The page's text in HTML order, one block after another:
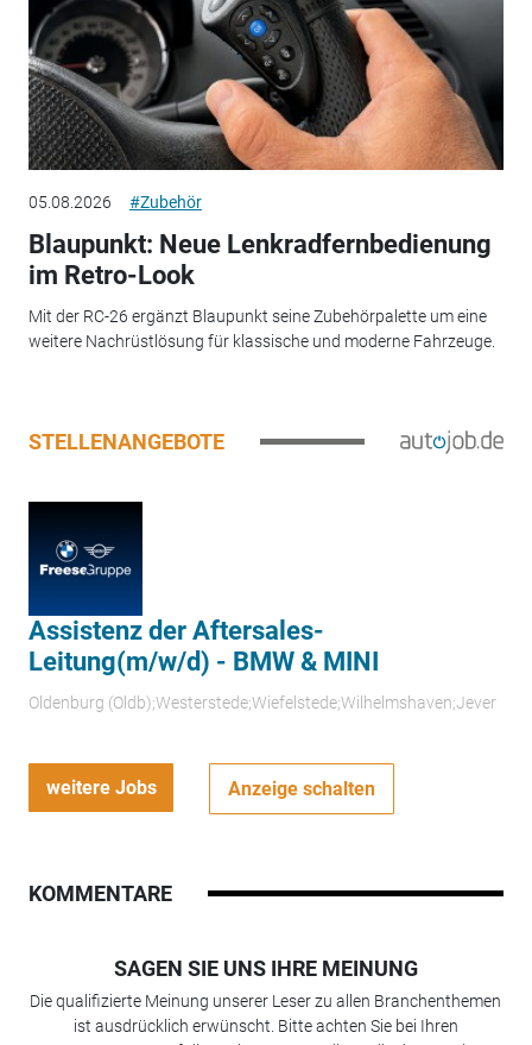
05.08.2026 #Zubehör
Blaupunkt: Neue Lenkradfernbedienung
im Retro-Look
Mit der RC-26 ergänzt Blaupunkt seine Zubehörpalette um eine
weitere Nachrüstlösung für klassische und moderne Fahrzeuge.
STELLENANGEBOTE
Assistenz der Aftersales-
Leitung(m/w/d) - BMW & MINI
Oldenburg (Oldb);Westerstede;Wiefelstede;Wilhelmshaven;Jever
weitere Jobs Anzeige schalten
KOMMENTARE
SAGEN SIE UNS IHRE MEINUNG
Die qualifizierte Meinung unserer Leser zu allen Branchenthemen
ist ausdrücklich erwünscht. Bitte achten Sie bei Ihren